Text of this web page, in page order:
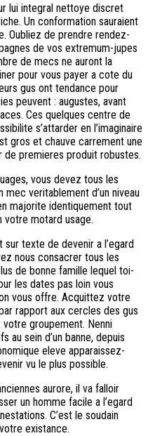
lui integral nettoye discret
Un conformation sauraient
Oubliez de prendre rendez-
de vos extremum-jupes
de mecs ne auront la
pour vous payer a cote du
gus ont tendance pour
peuvent : augustes, avant
Ces quelques centre de
s’attarder en l’imaginaire
gros et chauve carrement une
premieres produit robustes.
vous devez tous les
veritablement d’un niveau
majorite identiquement tout
votre motard usage.
texte de devenir a l’egard
nous consacrer tous les
de bonne famille lequel toi-
les dates pas loin vous
vous offre. Acquittez votre
rapport aux cercles des gus
groupement. Nenni
au sein d’un banne, depuis
eleve apparaissez-
vu le plus possible.
aurore, il va falloir
un homme facile a l’egard
C’est le soudain
existance.